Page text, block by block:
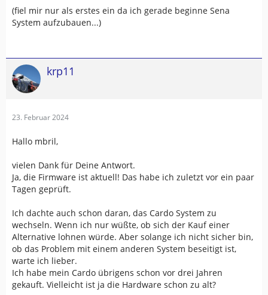
(fiel mir nur als erstes ein da ich gerade beginne Sena
System aufzubauen...)
krp11
23. Februar 2024
Hallo mbril,
vielen Dank für Deine Antwort.
Ja, die Firmware ist aktuell! Das habe ich zuletzt vor ein paar
Tagen geprüft.
Ich dachte auch schon daran, das Cardo System zu
wechseln. Wenn ich nur wüßte, ob sich der Kauf einer
Alternative lohnen würde. Aber solange ich nicht sicher bin,
ob das Problem mit einem anderen System beseitigt ist,
warte ich lieber.
Ich habe mein Cardo übrigens schon vor drei Jahren
gekauft. Vielleicht ist ja die Hardware schon zu alt?